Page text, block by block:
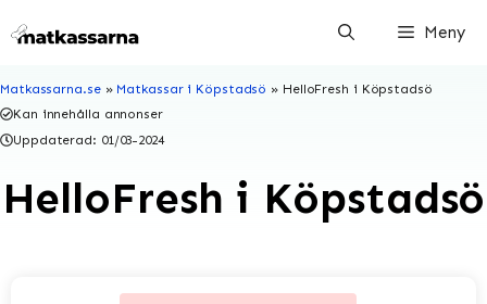
till
Meny
Matkassarna.se» Matkassar i Köpstadsö » HelloFresh i Köpstadsö
Kan innehålla annonser
Uppdaterad: 01/03-2024
HelloFresh i Köpstadsö